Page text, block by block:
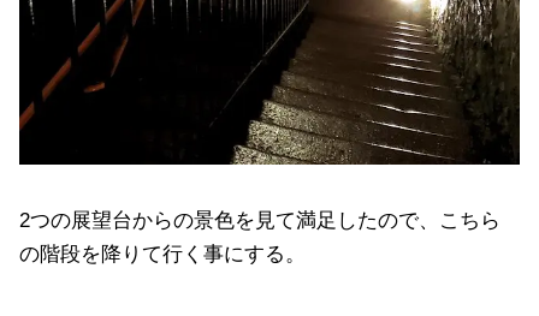
2つの展望台からの景色を見て満足したので、こちら
の階段を降りて行く事にする。